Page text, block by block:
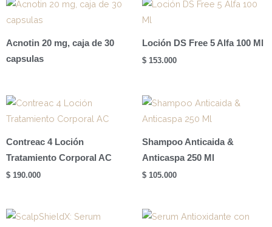
Amp
2ml
cantidad
Acnotin 20 mg, caja de 30
capsulas
Loción DS Free 5 Alfa 100 Ml
$ 153.000
Contreac 4 Loción
Tratamiento Corporal AC
$ 190.000
Shampoo Anticaida &
Anticaspa 250 Ml
$ 105.000